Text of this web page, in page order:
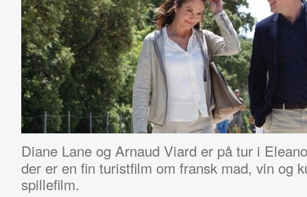
Diane Lane og Arnaud Viard er på tur i
der er en fin turistfilm om fransk mad, vin og
spillefilm.